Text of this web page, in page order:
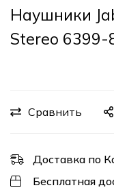
Наушники
Stereo
Сравнить
Доставка по
Бесплатная